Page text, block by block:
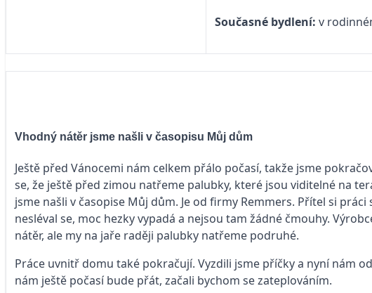
Současné bydlení: v
Vhodný nátěr jsme našli v časopisu Můj dům
Ještě před Vánocemi nám celkem přálo počasí, takže jsme
se, že ještě před zimou natřeme palubky, které jsou viditelné na
jsme našli v časopise Můj dům. Je od firmy Remmers. Přítel si
nesléval se, moc hezky vypadá a nejsou tam žádné čmouhy.
nátěr, ale my na jaře raději palubky natřeme podruhé.
Práce uvnitř domu také pokračují. Vyzdili jsme příčky a nyní nám
nám ještě počasí bude přát, začali bychom se zateplováním.